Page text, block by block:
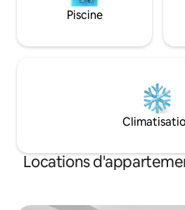
Piscine
Locations